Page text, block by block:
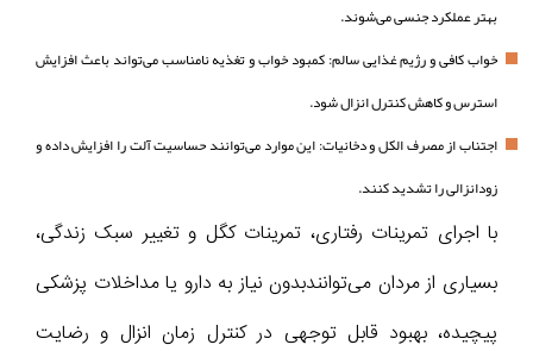
بهتر عملکرد جنسی می‌شوند.
خواب کافی و رژیم غذایی سالم: کمبود خواب و تغذیه نامناسب می‌تواند باعث افزایش
استرس و کاهش کنترل انزال شود.
اجتناب از مصرف الکل و دخانیات: این موارد می‌توانند حساسیت آلت را افزایش داده و
زودانزالی را تشدید کنند.
با اجرای تمرینات رفتاری، تمرینات کگل و تغییر سبک زندگی،
بسیاری از مردان می‌توانندبدون نیاز به دارو یا مداخلات پزشکی
پیچیده، بهبود قابل توجهی در کنترل زمان انزال و رضایت